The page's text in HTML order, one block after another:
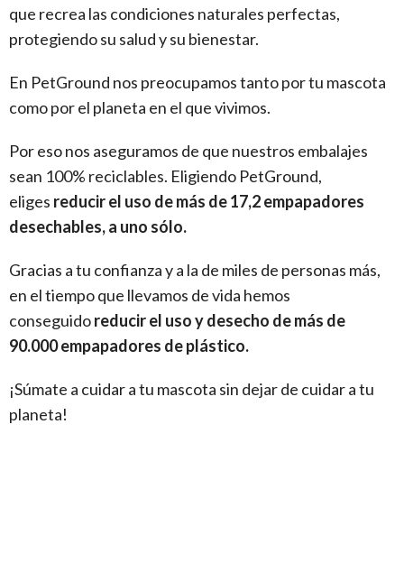
que recrea las condiciones naturales perfectas,
protegiendo su salud y su bienestar.
En PetGround nos preocupamos tanto por tu mascota
como por el planeta en el que vivimos.
Por eso nos aseguramos de que nuestros embalajes
sean 100% reciclables. Eligiendo PetGround,
eliges reducir el uso de más de 17,2 empapadores
desechables, a uno sólo.
Gracias a tu confianza y a la de miles de personas más,
en el tiempo que llevamos de vida hemos
conseguidoreducir el uso y desecho de más de
90.000 empapadores de plástico.
¡Súmate a cuidar a tu mascota sin dejar de cuidar a tu
planeta!